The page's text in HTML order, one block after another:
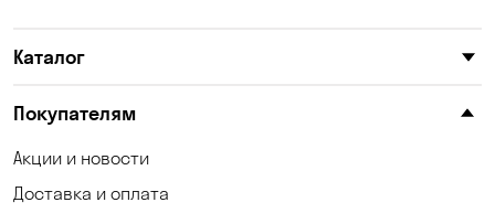
Каталог
Покупателям
Акции и новости
Доставка и оплата